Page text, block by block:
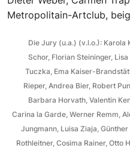
Metropolitain-Artclub,
Die Jury (u.a.) (v.l.o.): Karola
Schor, Florian Steininger,
Tuczka, Ema Kaiser-
Rieper, Andrea Bier, Robert
Barbara Horvath, Valentin
Carina la Garde, Werner Remm,
Jungmann, Luisa Ziaja,
Rothleitner, Cosima Rainer, Otto